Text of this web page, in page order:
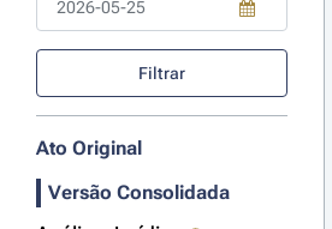
Filtrar
Ato Original
Versão Consolidada